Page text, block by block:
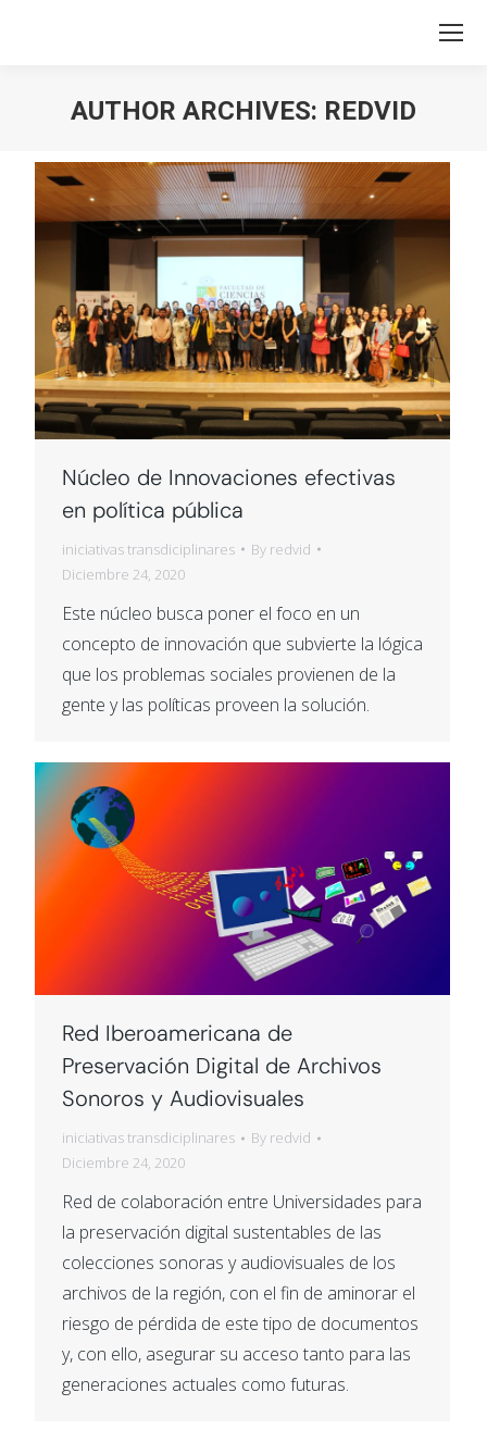
AUTHOR ARCHIVES: REDVID
Núcleo de Innovaciones efectivas
en política pública
iniciativas transdiciplinares By redvid
Diciembre 24, 2020
Este núcleo busca poner el foco en un
concepto de innovación que subvierte la lógica
que los problemas sociales provienen de la
gente y las políticas proveen la solución.
Red Iberoamericana de
Preservación Digital de Archivos
Sonoros y Audiovisuales
iniciativas transdiciplinares By redvid
Diciembre 24, 2020
Red de colaboración entre Universidades para
la preservación digital sustentables de las
colecciones sonoras y audiovisuales de los
archivos de la región, con el fin de aminorar el
riesgo de pérdida de este tipo de documentos
y, con ello, asegurar su acceso tanto para las
generaciones actuales como futuras.